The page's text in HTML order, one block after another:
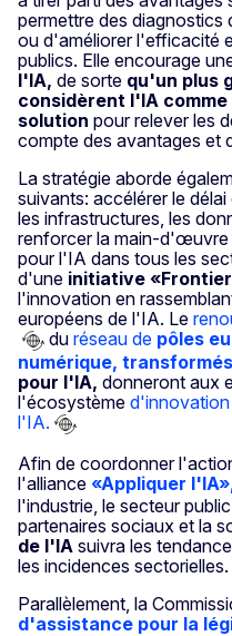
permettre des diagnostics
ou d'améliorer l'efficacité
publics. Elle encourage
l'IA, de sorte qu'un plus
considèrent l'IA
solution pour relever les
compte des avantages et
La stratégie aborde
suivants: accélérer le
les infrastructures, les
renforcer la main-d'œuvre
pour l'IA dans tous les
d'une initiative
l'innovation en
européens de l'IA. Le
du réseau de pôles
numérique, transformés
pour l'IA, donneront aux
l'écosystème d'innovation
l'IA.
Afin de coordonner
l'alliance «Appliquer
l'industrie, le secteur
partenaires sociaux et la
de l'IA suivra les
les incidences sectorielles.
Parallèlement, la
d'assistance pour la